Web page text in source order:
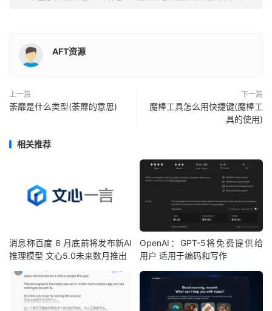
AFT资源
上一篇
荼靡是什么类型(荼蘼的意思)
下一篇
魔棒工具怎么用快捷键(魔棒工
具的使用)
相关推荐
消息称百度 8 月底前将发布新AI
推理模型 文心5.0未来数月推出
OpenAI：GPT-5将免费提供给
用户 适用于编码和写作